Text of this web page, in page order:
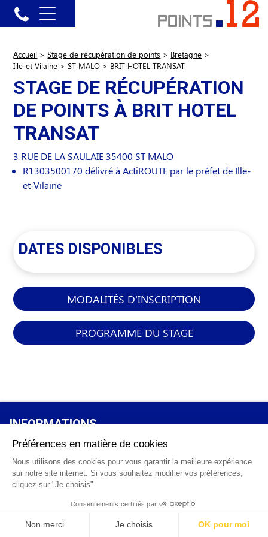
Accueil > Stage de récupération de points > Bretagne >
Ille-et-Vilaine > ST MALO > BRIT HOTEL TRANSAT
STAGE DE RÉCUPÉRATION
DE POINTS À BRIT HOTEL
TRANSAT
3 RUE DE LA SAULAIE 35400 ST MALO
R1303500170 délivré à ActiROUTE par le préfet de Ille-
et-Vilaine
DATES DISPONIBLES
MODALITÉS D'INSCRIPTION
PROGRAMME DU STAGE
INFORMATIONS
GÉNÉRALES
Qui sommes-nous ?
FAQ
CGV
Mentions légales
0 820 25 02 38
info@points12.fr